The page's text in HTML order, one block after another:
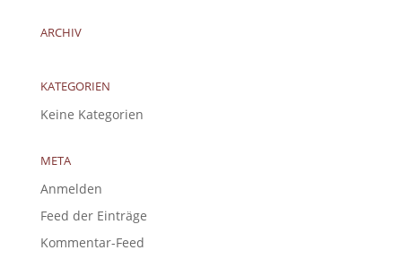
ARCHIV
KATEGORIEN
Keine Kategorien
META
Anmelden
Feed der Einträge
Kommentar-Feed